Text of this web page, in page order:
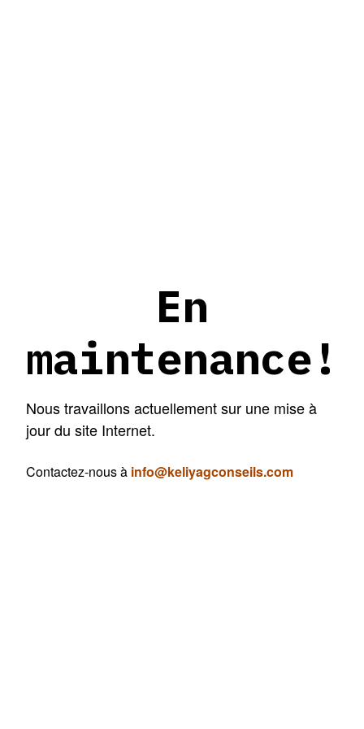
En
maintenance!
Nous travaillons actuellement sur une mise à
jour du site Internet.
Contactez-nous à info@keliyagconseils.com